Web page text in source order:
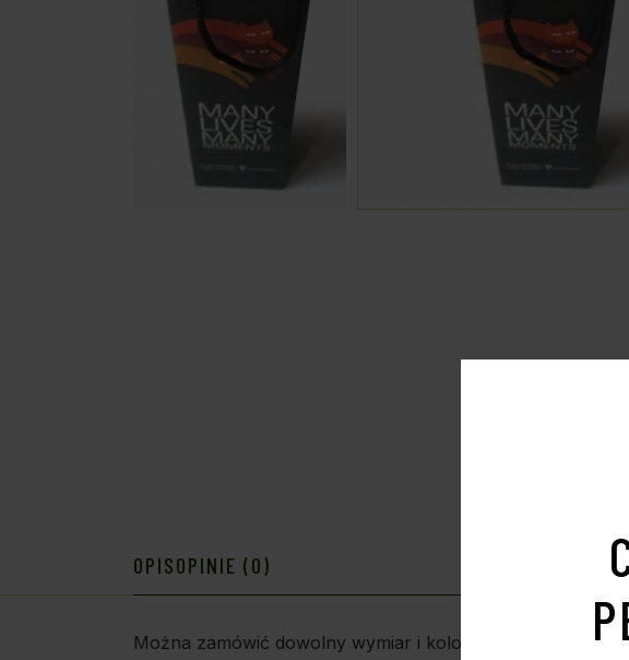
OPISOPINIE (0)
Można zamówić dowolny wymiar i kolor torebki oraz